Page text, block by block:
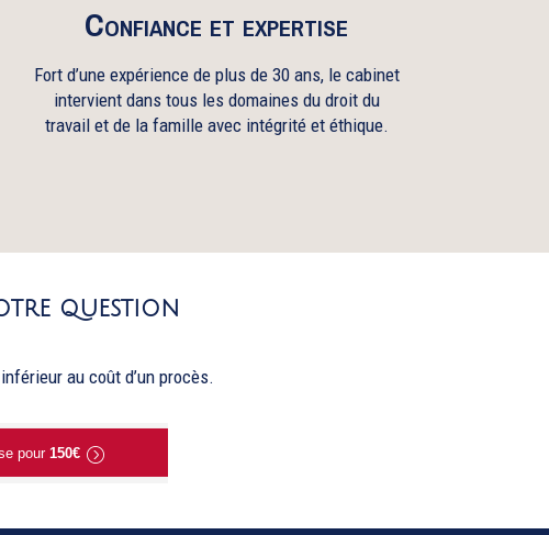
Confiance et expertise
Fort d’une expérience de plus de 30 ans, le cabinet
intervient dans tous les domaines du droit du
travail et de la famille avec intégrité et éthique.
question
au coût d’un procès.
pour 150€